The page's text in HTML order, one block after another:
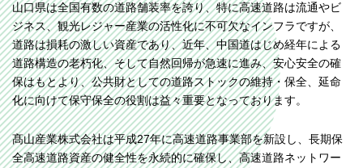
山口県は全国有数の道路舗装率を誇り、特に高速道路は流通やビ
ジネス、観光レジャー産業の活性化に不可欠なインフラですが、
道路は損耗の激しい資産であり、近年、中国道はじめ経年による
道路構造の老朽化、そして自然回帰が急速に進み、安心安全の確
保はもとより、公共財としての道路ストックの維持・保全、延命
化に向けて保守保全の役割は益々重要となっております。
髙山産業株式会社は平成27年に高速道路事業部を新設し、長期保
全高速道路資産の健全性を永続的に確保し、高速道路ネットワー